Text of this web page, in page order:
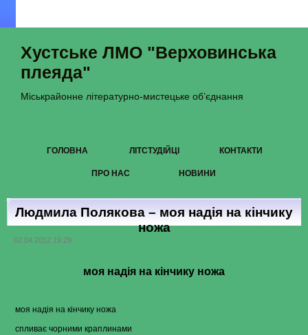
Хустське ЛМО "Верховинська
плеяда"
Міськрайонне літературно-мистецьке об’єднання
ГОЛОВНА ЛІТСТУДІЙЦІ КОНТАКТИ
ПРО НАС НОВИНИ
Людмила Полякова – моя надія на кінчику
ножа
02.04.2012 19:29
моя надія на кінчику ножа
моя надія на кінчику ножа
спливає чорними краплинами